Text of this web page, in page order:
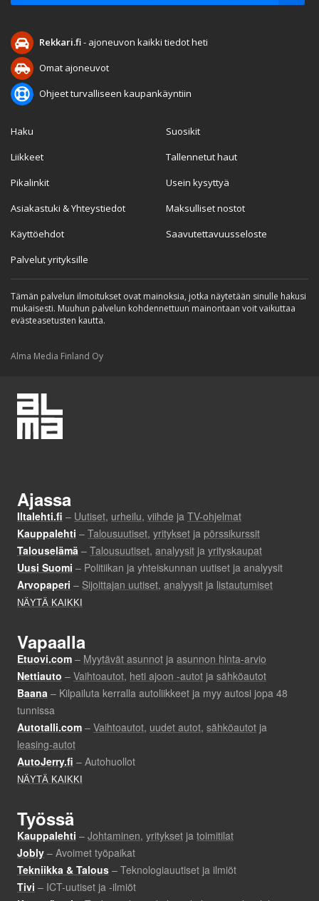
Rekkari.fi- ajoneuvon kaikki tiedot heti
Omat ajoneuvot
Ohjeet turvalliseen kaupankäyntiin
Haku
Liikkeet
Pikalinkit
Asiakastuki & Yhteystiedot
Käyttöehdot
Palvelut yrityksille
Suosikit
Tallennetut haut
Usein kysyttyä
Maksulliset nostot
Saavutettavuusseloste
Tämän palvelun ilmoitukset ovat mainoksia, jotka näytetään sinulle hakusi
mukaisesti. Muuhun palvelun kohdennettuun mainontaan voit vaikuttaa
evästeasetusten kautta.
Alma Media Finland Oy